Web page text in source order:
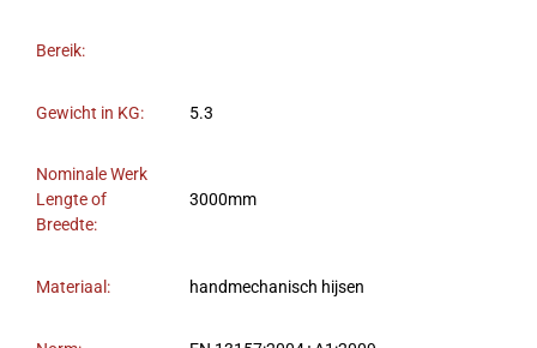
Bereik:
Gewicht in KG: 5.3
Nominale Werk
Lengte of
Breedte:
3000mm
Materiaal: handmechanisch hijsen